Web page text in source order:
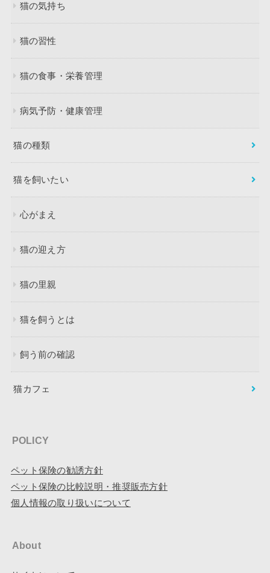
猫の気持ち
猫の習性
猫の食事・栄養管理
病気予防・健康管理
猫の種類
猫を飼いたい
心がまえ
猫の迎え方
猫の里親
猫を飼うとは
飼う前の確認
猫カフェ
POLICY
ペット保険の勧誘方針
ペット保険の比較説明・推奨販売方針
個人情報の取り扱いについて
About